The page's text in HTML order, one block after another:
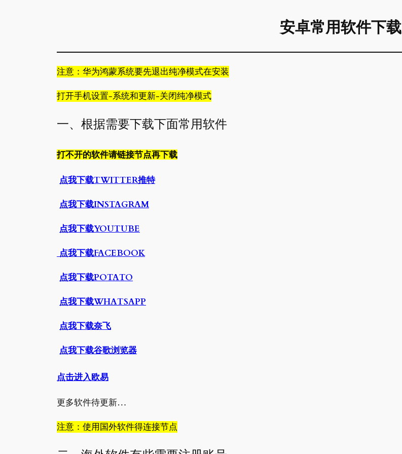
安卓常用软件下载
注意：华为鸿蒙系统要先退出纯净模式在安装
打开手机设置-系统和更新-关闭纯净模式
一、根据需要下载下面常用软件
打不开的软件请链接节点再下载
点我下载TWITTER推特
点我下载INSTAGRAM
点我下载YOUTUBE
点我下载FACEBOOK
点我下载POTATO
点我下载WHATSAPP
点我下载奈飞
点我下载谷歌浏览器
点击进入欧易
更多软件待更新…
注意：使用国外软件得连接节点